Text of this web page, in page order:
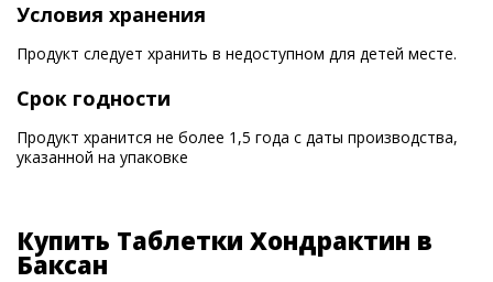
Условия хранения
Продукт следует хранить в недоступном для детей месте.
Срок годности
Продукт хранится не более 1,5 года с даты производства,
указанной на упаковке
Купить Таблетки Хондрактин в
Баксан